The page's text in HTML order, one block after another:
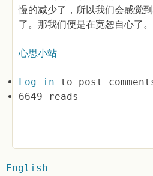
慢的减少了，所以我们会感觉
了。那我们便是在宽恕自心了。
心思小站
Log in to post
6649 reads
English